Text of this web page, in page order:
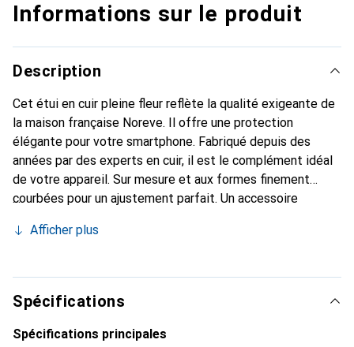
Informations sur le produit
Description
Cet étui en cuir pleine fleur reflète la qualité exigeante de
la maison française Noreve. Il offre une protection
élégante pour votre smartphone. Fabriqué depuis des
années par des experts en cuir, il est le complément idéal
de votre appareil. Sur mesure et aux formes finement
courbées pour un ajustement parfait. Un accessoire
marque Noreve est reconnue internationalement pour ses
choix pour le client exigeant.
Afficher plus
Spécifications
Spécifications principales